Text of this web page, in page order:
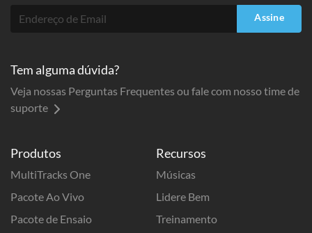
Produtos
MultiTracks One
Pacote Ao Vivo
Pacote de Ensaio
Recursos
Músicas
Lidere Bem
Treinamento
Assine
Tem alguma dúvida?
Veja nossas Perguntas Frequentes ou fale com nosso time de
suporte